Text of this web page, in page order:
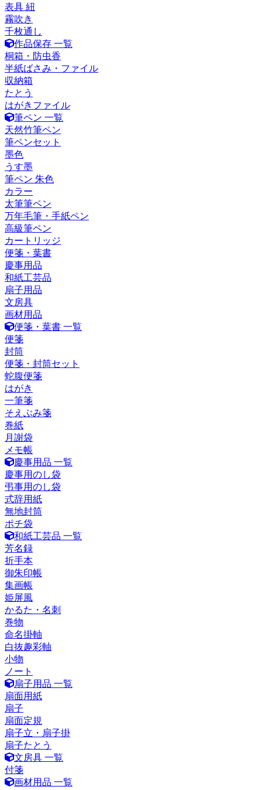
表具 紐
霧吹き
千枚通し
作品保存 一覧
桐箱・防虫香
半紙ばさみ・ファイル
収納箱
たとう
はがきファイル
筆ペン 一覧
天然竹筆ペン
筆ペンセット
墨色
うす墨
筆ペン 朱色
カラー
太筆筆ペン
万年毛筆・手紙ペン
高級筆ペン
カートリッジ
便箋・葉書
慶事用品
和紙工芸品
扇子用品
文房具
画材用品
便箋・葉書 一覧
便箋
封筒
便箋・封筒セット
蛇腹便箋
はがき
一筆箋
そえぶみ箋
巻紙
月謝袋
メモ帳
慶事用品 一覧
慶事用のし袋
弔事用のし袋
式辞用紙
無地封筒
ポチ袋
和紙工芸品 一覧
芳名録
折手本
御朱印帳
集画帳
姫屏風
かるた・名刺
巻物
命名掛軸
白抜趣彩軸
小物
ノート
扇子用品 一覧
扇面用紙
扇子
扇面定規
扇子立・扇子掛
扇子たとう
文房具 一覧
付箋
画材用品 一覧